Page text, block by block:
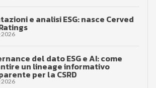
e analisi ESG: nasce Cerved
2026
del dato ESG e AI: come
un lineage informativo
per la CSRD
2026